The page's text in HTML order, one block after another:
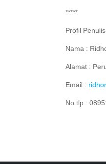
*****
Profil
Nama :
Alamat :
Email :
No.tlp :